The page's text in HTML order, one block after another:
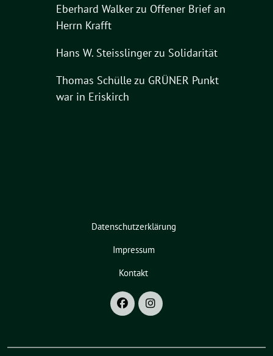
Eberhard Walkerzu Offener Brief an
Herrn Krafft
Hans W. Steisslingerzu Solidarität
Thomas Schüllezu GRÜNER Punkt
war in Eriskirch
Datenschutzerklärung
Impressum
Kontakt